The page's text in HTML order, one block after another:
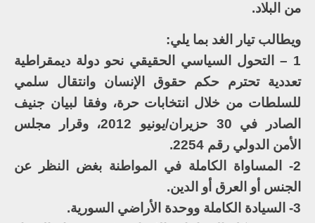
من البلاد.
ويطالب تيار الغد بما يلي:
1 – التحول السياسي الحقيقي نحو دولة ديمقراطية
تعددية تحترم حكم حقوق الإنسان وانتقال سلمي
للسلطات من خلال انتخابات حرة، وفقا لبيان جنيف
الصادر في 30 حزيران/يونيو 2012، وقرار مجلس
الأمن الدولي رقم 2254.
2- المساواة الكاملة في المواطنة بغض النظر عن
الجنس أو العرق أو الدين.
3- السيادة الكاملة ووحدة الأراضي السورية.